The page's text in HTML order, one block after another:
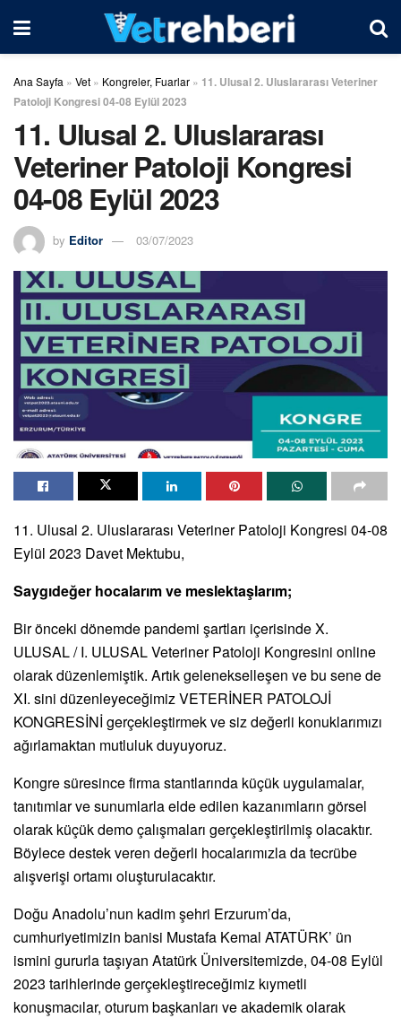
Ana Sayfa » Vet » Kongreler, Fuarlar » 11. Ulusal 2. Uluslararası Veteriner
Patoloji Kongresi 04-08 Eylül 2023
11. Ulusal 2. Uluslararası
Veteriner Patoloji Kongresi
04-08 Eylül 2023
by Editor 03/07/2023
11. Ulusal 2. Uluslararası Veteriner Patoloji Kongresi 04-08
Eylül 2023 Davet Mektubu,
Saygıdeğer hocalarım ve meslektaşlarım;
Bir önceki dönemde pandemi şartları içerisinde X.
ULUSAL / I. ULUSAL Veteriner Patoloji Kongresini online
olarak düzenlemiştik. Artık gelenekselleşen ve bu sene de
XI. sini düzenleyeceğimiz VETERİNER PATOLOJİ
KONGRESİNİ gerçekleştirmek ve siz değerli konuklarımızı
ağırlamaktan mutluluk duyuyoruz.
Kongre süresince firma stantlarında küçük uygulamalar,
tanıtımlar ve sunumlarla elde edilen kazanımların görsel
olarak küçük demo çalışmaları gerçekleştirilmiş olacaktır.
Böylece destek veren değerli hocalarımızla da tecrübe
alışverişi ortamı oluşturulacaktır.
Doğu Anadolu’nun kadim şehri Erzurum’da,
cumhuriyetimizin banisi Mustafa Kemal ATATÜRK’ ün
ismini gururla taşıyan Atatürk Üniversitemizde, 04-08 Eylül
2023 tarihlerinde gerçekleştireceğimiz kıymetli
konuşmacılar, oturum başkanları ve akademik olarak